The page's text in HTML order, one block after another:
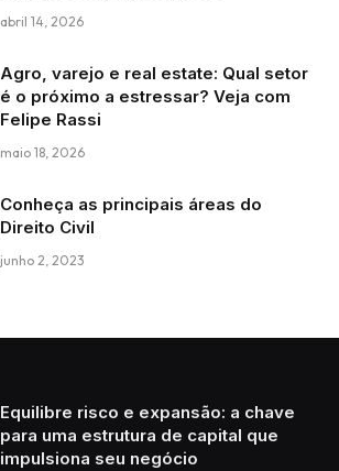
abril 14, 2026
Agro, varejo e real estate: Qual setor
é o próximo a estressar? Veja com
Felipe Rassi
maio 18, 2026
Conheça as principais áreas do
Direito Civil
junho 2, 2023
Equilibre risco e expansão: a chave
para uma estrutura de capital que
impulsiona seu negócio